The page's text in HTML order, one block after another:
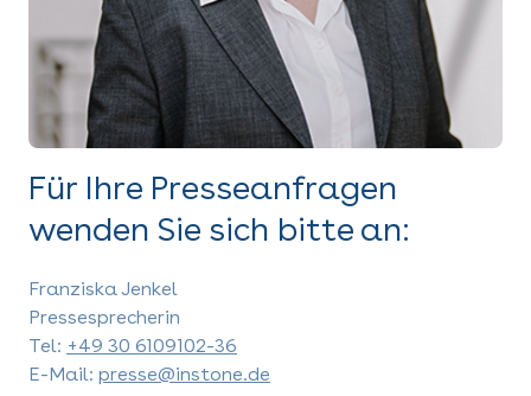
Für Ihre Presseanfragen
wenden Sie sich bitte an:
Franziska Jenkel
Pressesprecherin
Tel: +49 30 6109102-36
E-Mail: presse@instone.de